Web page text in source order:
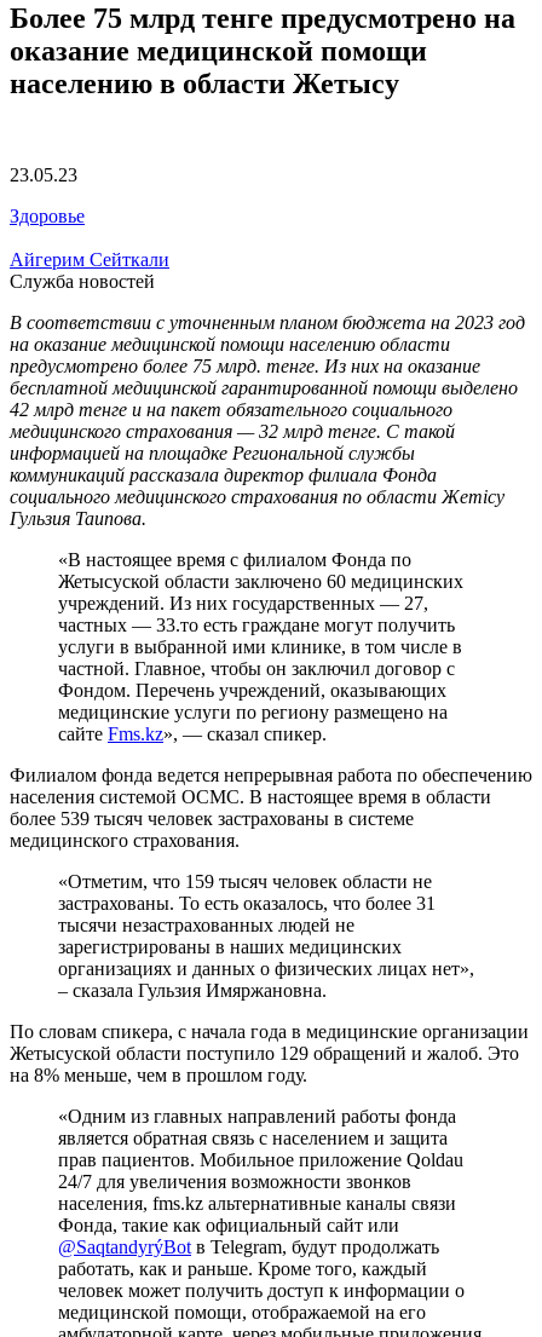
Более 75 млрд тенге предусмотрено на
оказание медицинской помощи
населению в области Жетысу
23.05.23
Здоровье
Айгерим Сейткали
Служба новостей
В соответствии с уточненным планом бюджета на 2023 год
на оказание медицинской помощи населению области
предусмотрено более 75 млрд. тенге. Из них на оказание
бесплатной медицинской гарантированной помощи выделено
42 млрд тенге и на пакет обязательного социального
медицинского страхования — 32 млрд тенге. С такой
информацией на площадке Региональной службы
коммуникаций рассказала директор филиала Фонда
социального медицинского страхования по области Жетісу
Гульзия Таипова.
«В настоящее время с филиалом Фонда по
Жетысуской области заключено 60 медицинских
учреждений. Из них государственных — 27,
частных — 33.то есть граждане могут получить
услуги в выбранной ими клинике, в том числе в
частной. Главное, чтобы он заключил договор с
Фондом. Перечень учреждений, оказывающих
медицинские услуги по региону размещено на
сайте Fms.kz», — сказал спикер.
Филиалом фонда ведется непрерывная работа по обеспечению
населения системой ОСМС. В настоящее время в области
более 539 тысяч человек застрахованы в системе
медицинского страхования.
«Отметим, что 159 тысяч человек области не
застрахованы. То есть оказалось, что более 31
тысячи незастрахованных людей не
зарегистрированы в наших медицинских
организациях и данных о физических лицах нет»,
– сказала Гульзия Имяржановна.
По словам спикера, с начала года в медицинские организации
Жетысуской области поступило 129 обращений и жалоб. Это
на 8% меньше, чем в прошлом году.
«Одним из главных направлений работы фонда
является обратная связь с населением и защита
прав пациентов. Мобильное приложение Qoldau
24/7 для увеличения возможности звонков
населения, fms.kz альтернативные каналы связи
Фонда, такие как официальный сайт или
@SaqtandyrýBotв Telegram, будут продолжать
работать, как и раньше. Кроме того, каждый
человек может получить доступ к информации о
медицинской помощи, отображаемой на его